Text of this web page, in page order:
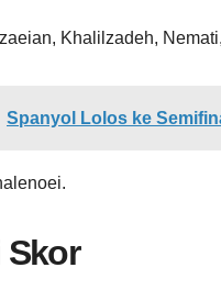
Khalilzadeh,
Spanyol Lolos ke
Skor